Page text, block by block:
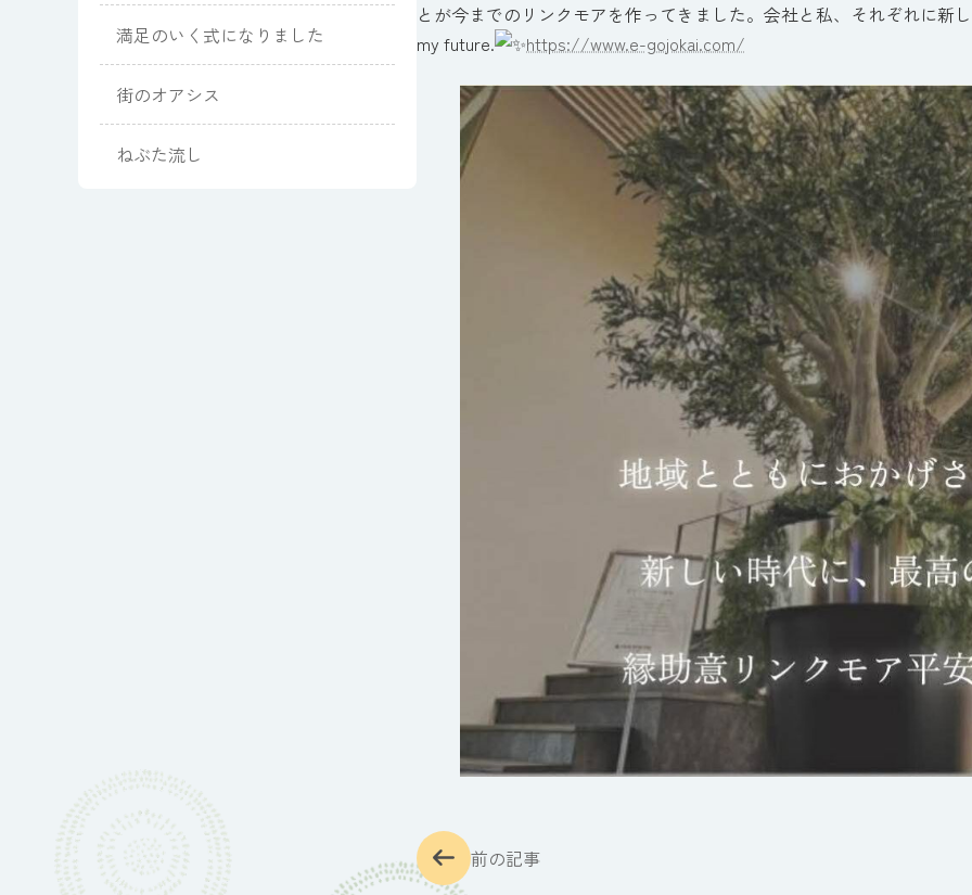
満足のいく式になりました
街のオアシス
ねぶた流し
とが今までのリンクモアを作ってきました。会社と私、それぞれに新
my future.
https://www.e-gojokai.com/
前の記事